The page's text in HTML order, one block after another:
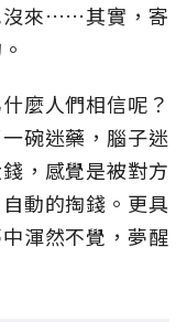
沒來……其實，寄
麼人們相信呢？
碗迷藥，腦子迷
，感覺是被對方
動的掏錢。更具
渾然不覺，夢醒